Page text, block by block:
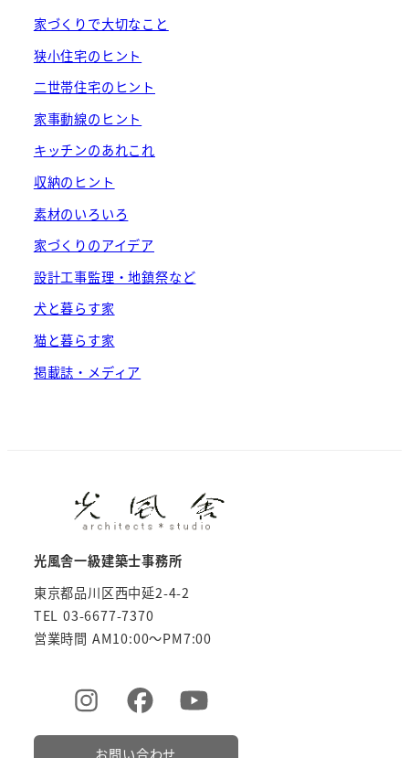
家づくりで大切なこと
狭小住宅のヒント
二世帯住宅のヒント
家事動線のヒント
キッチンのあれこれ
収納のヒント
素材のいろいろ
家づくりのアイデア
設計工事監理・地鎮祭など
犬と暮らす家
猫と暮らす家
掲載誌・メディア
光風舎一級建築士事務所
東京都品川区西中延2-4-2
TEL 03-6677-7370
営業時間 AM10:00～PM7:00